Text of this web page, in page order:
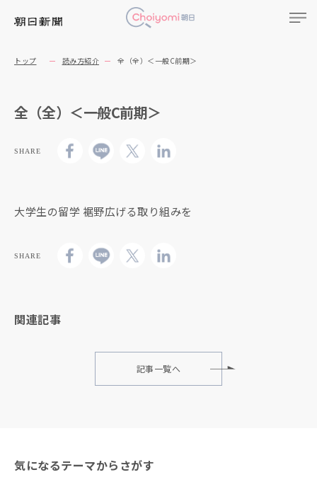
トップ 読み方紹介 全（全）＜一般C前期＞
全（全）＜一般C前期＞
SHARE
大学生の留学 裾野広げる取り組みを
SHARE
関連記事
記事一覧へ
気になるテーマからさがす